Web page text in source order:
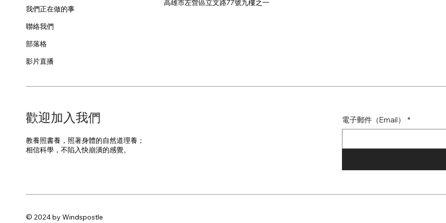
我們正在做的事
聯絡我們
部落格
影片直播
​高雄市左營區立文路77號九樓之一
​歡迎加入我們
教養照書養，照著身體的自然道理養；
​相信科學，不陷入快崩潰的感覺。
電子郵件（Email） *
© 2024 by Windspostle